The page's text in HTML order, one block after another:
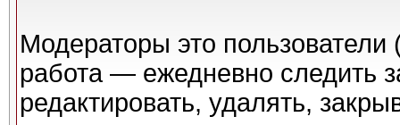
Модераторы это пользователи
работа — ежедневно следить
редактировать, удалять,